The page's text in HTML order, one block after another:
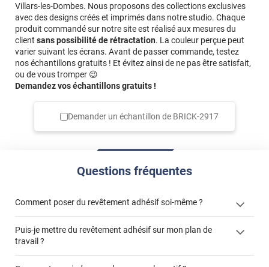
Villars-les-Dombes. Nous proposons des collections exclusives
avec des designs créés et imprimés dans notre studio. Chaque
produit commandé sur notre site est réalisé aux mesures du
client sans possibilité de rétractation. La couleur perçue peut
varier suivant les écrans. Avant de passer commande, testez
nos échantillons gratuits ! Et évitez ainsi de ne pas être satisfait,
ou de vous tromper 😉
Demandez vos échantillons gratuits !
Demander un échantillon de BRICK-2917
Questions fréquentes
Comment poser du revêtement adhésif soi-même ?
« Comment poser un revêtement adhésif ? »
Puis-je mettre du revêtement adhésif sur mon plan de
travail ?